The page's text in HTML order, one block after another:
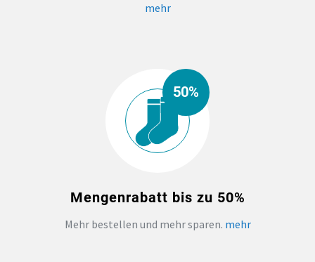
mehr
50%
Mengenrabatt bis zu 50%
Mehr bestellen und mehr sparen. mehr